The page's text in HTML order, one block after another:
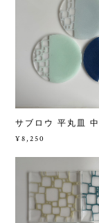
サブロウ 平丸皿 中
¥8,250